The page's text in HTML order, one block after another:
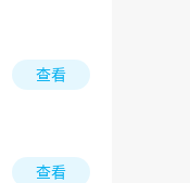
查看
查看